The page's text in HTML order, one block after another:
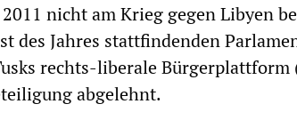
nicht am Krieg gegen Libyen
des Jahres stattfindenden
rechts-liberale Bürgerplattform
abgelehnt.